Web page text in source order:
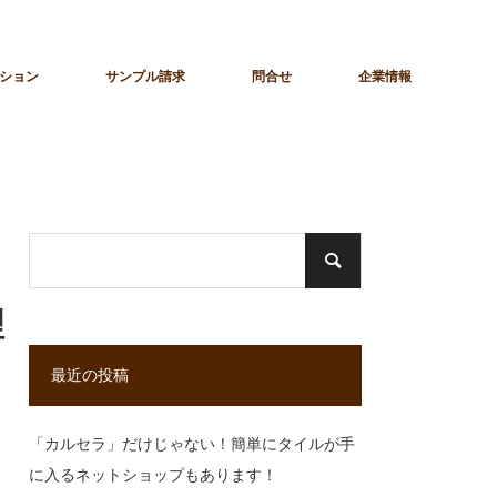
ョン サンプル請求 問合せ 企業情報
最近の投稿
「カルセラ」だけじゃない！簡単にタイルが手
に入るネットショップもあります！